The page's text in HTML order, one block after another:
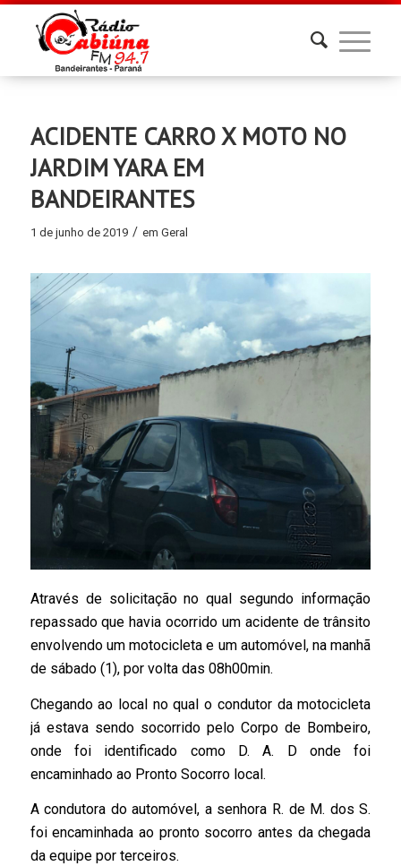
ACIDENTE CARRO X MOTO NO
JARDIM YARA EM
BANDEIRANTES
1 de junho de 2019 / em Geral
Através de solicitação no qual segundo informação
repassado que havia ocorrido um acidente de trânsito
envolvendo um motocicleta e um automóvel, na manhã
de sábado (1), por volta das 08h00min.
Chegando ao local no qual o condutor da motocicleta
já estava sendo socorrido pelo Corpo de Bombeiro,
onde foi identificado como D. A. D onde foi
encaminhado ao Pronto Socorro local.
A condutora do automóvel, a senhora R. de M. dos S.
foi encaminhada ao pronto socorro antes da chegada
da equipe por terceiros.